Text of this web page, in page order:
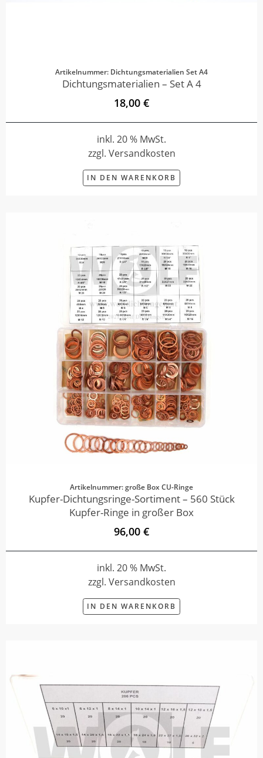
Artikelnummer: Dichtungsmaterialien Set A4
Dichtungsmaterialien – Set A 4
18,00 €
inkl. 20 % MwSt.
zzgl. Versandkosten
IN DEN WARENKORB
Artikelnummer: große Box CU-Ringe
Kupfer-Dichtungsringe-Sortiment – 560 Stück
Kupfer-Ringe in großer Box
96,00 €
inkl. 20 % MwSt.
zzgl. Versandkosten
IN DEN WARENKORB